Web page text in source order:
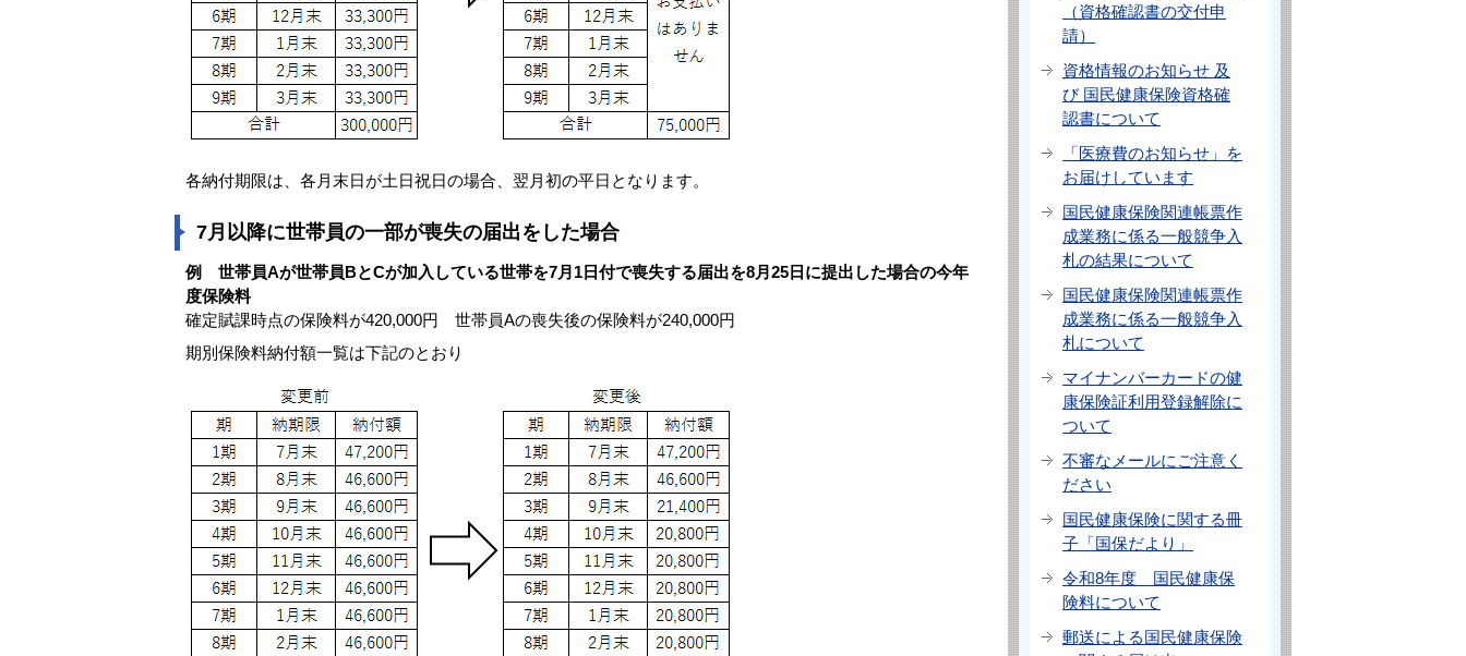
各納付期限は、各月末日が土日祝日の場合、翌月初の平日となります。
7月以降に世帯員の一部が喪失の届出をした場合
例 世帯員Aが世帯員BとCが加入している世帯を7月1日付で喪失する届出を8月25日に提出した場合の今年
度保険料
確定賦課時点の保険料が420,000円 世帯員Aの喪失後の保険料が240,000円
期別保険料納付額一覧は下記のとおり
（資格確認書の交付申
請）
資格情報のお知らせ 及
び 国民健康保険資格確
認書について
「医療費のお知らせ」を
お届けしています
国民健康保険関連帳票作
成業務に係る一般競争入
札の結果について
国民健康保険関連帳票作
成業務に係る一般競争入
札について
マイナンバーカードの健
康保険証利用登録解除に
ついて
不審なメールにご注意く
ださい
国民健康保険に関する冊
子「国保だより」
令和8年度 国民健康保
険料について
郵送による国民健康保険